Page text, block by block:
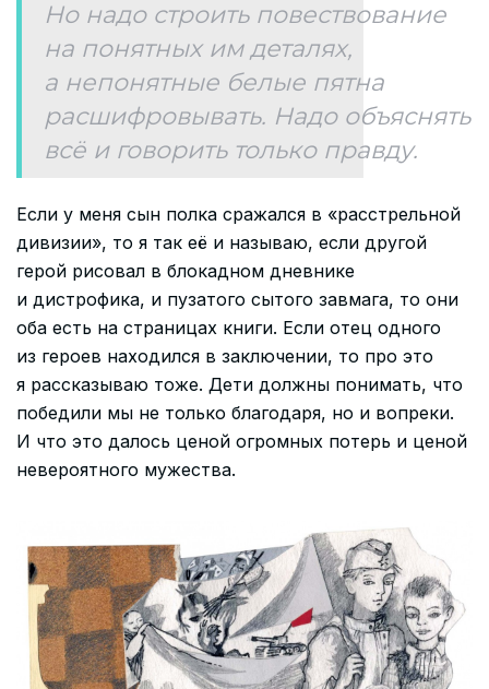
Но надо строить повествование
на понятных им деталях,
а непонятные белые пятна
расшифровывать. Надо объяснять
всё и говорить только правду.
Если у меня сын полка сражался в «расстрельной
дивизии», то я так её и называю, если другой
герой рисовал в блокадном дневнике
и дистрофика, и пузатого сытого завмага, то они
оба есть на страницах книги. Если отец одного
из героев находился в заключении, то про это
я рассказываю тоже. Дети должны понимать, что
победили мы не только благодаря, но и вопреки.
И что это далось ценой огромных потерь и ценой
невероятного мужества.